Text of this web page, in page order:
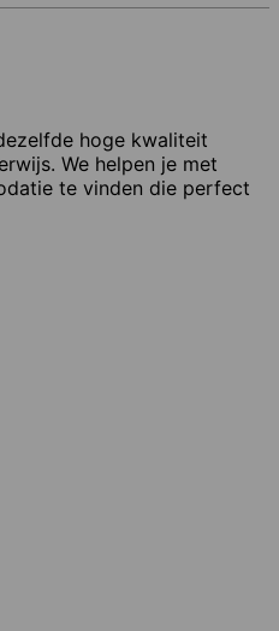
hoge kwaliteit
We helpen je met
te vinden die perfect